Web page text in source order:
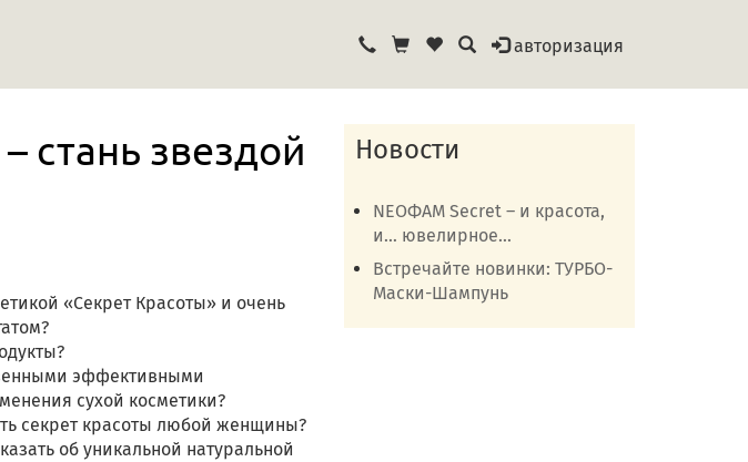
авторизация
стань звездой
«Секрет Красоты» и очень
эффективными
сухой косметики?
секрет красоты любой женщины?
об уникальной натуральной
Новости
NEOФАМ Secret – и красота,
и… ювелирное...
Встречайте новинки: ТУРБО-
Маски-Шампунь